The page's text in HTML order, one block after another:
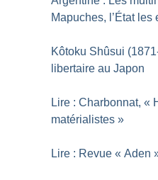
Mapuches, l’État les
Kôtoku Shûsui
libertaire au Japon
Lire : Charbonnat, «
matérialistes »
Lire : Revue « Aden